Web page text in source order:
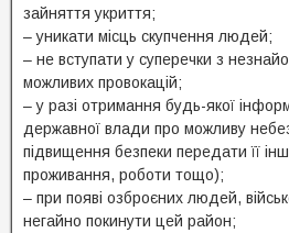
зайняття укриття;
– уникати місць скупчення людей;
– не вступати у суперечки з
можливих провокацій;
– у разі отримання будь-якої
державної влади про можливу
підвищення безпеки передати її
проживання, роботи тощо);
– при появі озброєних людей,
негайно покинути цей район;